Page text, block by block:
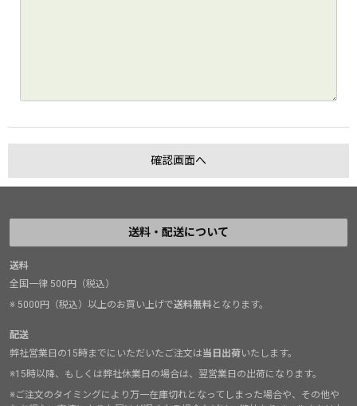
送料・配送について
送料
全国一律 500円（税込）
※ 5000円（税込）以上のお買い上げで送料無料となります。
配送
弊社営業日の15時までにいただいたご注文は当日出荷いたします。
※15時以降、もしくは弊社休業日の場合は、翌営業日の出荷になります。
※ご注文のタイミングにより万一在庫切れとなってしまった場合や、その他や